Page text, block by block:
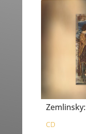
CD